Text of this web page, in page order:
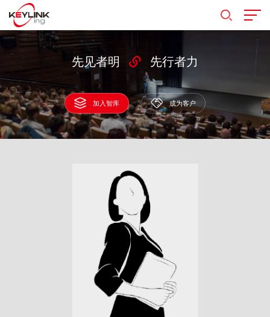
先见者明 先行者力
加入智库 成为客户